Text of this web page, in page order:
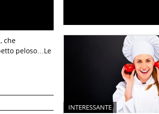
che
peloso…Le
INTERESSANTE